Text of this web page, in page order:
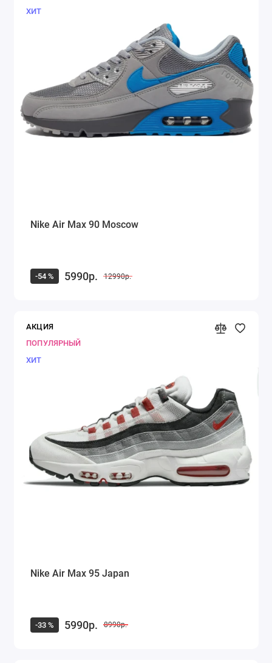
ХИТ
Nike Air Max 90 Moscow
-54 % 5990р. 12990р.
АКЦИЯ
ПОПУЛЯРНЫЙ
ХИТ
Nike Air Max 95 Japan
-33 % 5990р. 8990р.